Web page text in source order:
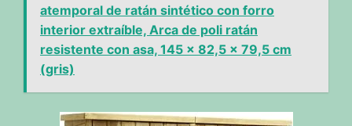
atemporal de ratán sintético con forro
interior extraíble, Arca de poli ratán
resistente con asa, 145 x 82,5 x 79,5 cm
(gris)